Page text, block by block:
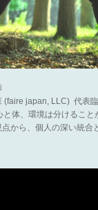
(faire japan, LLC) 代表
体、環境は分けること
から、個人の深い統合